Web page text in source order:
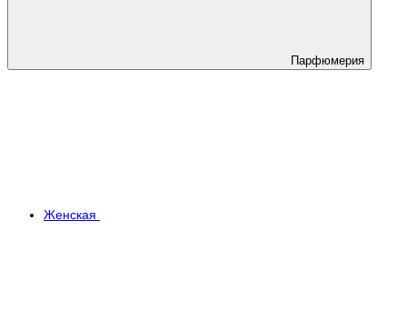
Парфюмерия
Женская